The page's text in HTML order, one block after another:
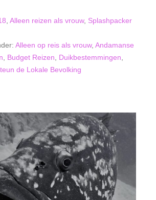
, Alleen reizen als vrouw, Splashpacker
Alleen op reis als vrouw, Andamanse
, Budget Reizen, Duikbestemmingen,
de Lokale Bevolking